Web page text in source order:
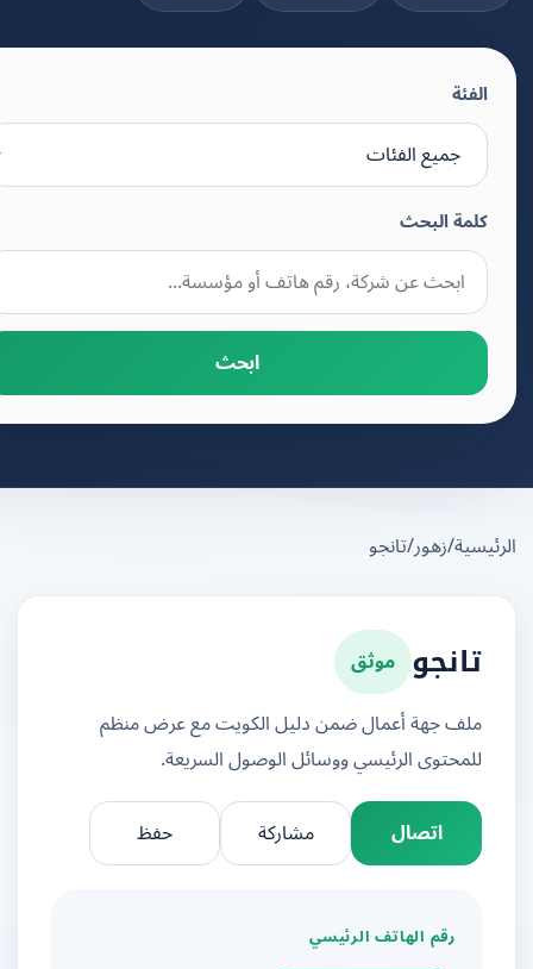
كلمة البحث
ابحث
/زهور/تانجو
تانجو موثق
ملف جهة أعمال ضمن دليل الكويت مع عرض منظم
للمحتوى الرئيسي ووسائل الوصول السريعة.
اتصال
مشاركة
رقم الهاتف الرئيسي